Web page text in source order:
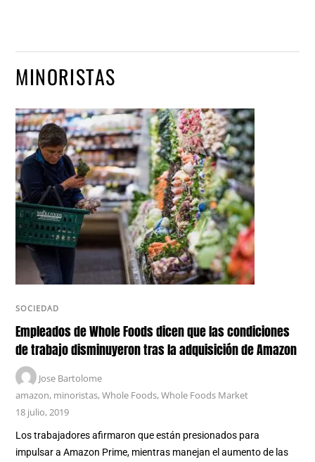
MINORISTAS
SOCIEDAD
Empleados de Whole Foods dicen que las condiciones
de trabajo disminuyeron tras la adquisición de Amazon
Jose Bartolome
amazon, minoristas,Whole Foods,Whole Foods Market
18 julio, 2019
Los trabajadores afirmaron que están presionados para
impulsar a Amazon Prime, mientras manejan el aumento de las